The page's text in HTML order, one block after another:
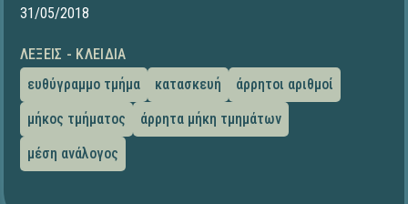
31/05/2018
ΛΈΞΕΙΣ - ΚΛΕΙΔΙΆ
ευθύγραμμο τμήμα
κατασκευή
άρρητοι αριθμοί
μήκος τμήματος
άρρητα μήκη τμημάτων
μέση ανάλογος